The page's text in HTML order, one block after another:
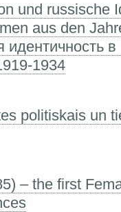
und russische
aus den
1934
politiskais un
– the first